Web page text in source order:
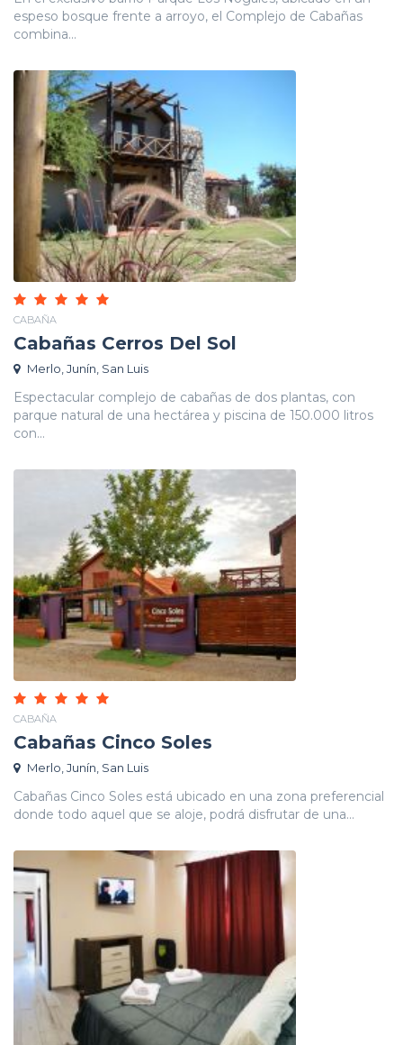
espeso bosque frente a arroyo, el Complejo de Cabañas
combina...
CABAÑA
Cabañas Cerros Del Sol
Merlo, Junín, San Luis
Espectacular complejo de cabañas de dos plantas, con
parque natural de una hectárea y piscina de 150.000 litros
con...
CABAÑA
Cabañas Cinco Soles
Merlo, Junín, San Luis
Cabañas Cinco Soles está ubicado en una zona preferencial
donde todo aquel que se aloje, podrá disfrutar de una...